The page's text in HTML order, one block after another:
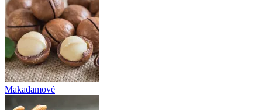
Makadamové